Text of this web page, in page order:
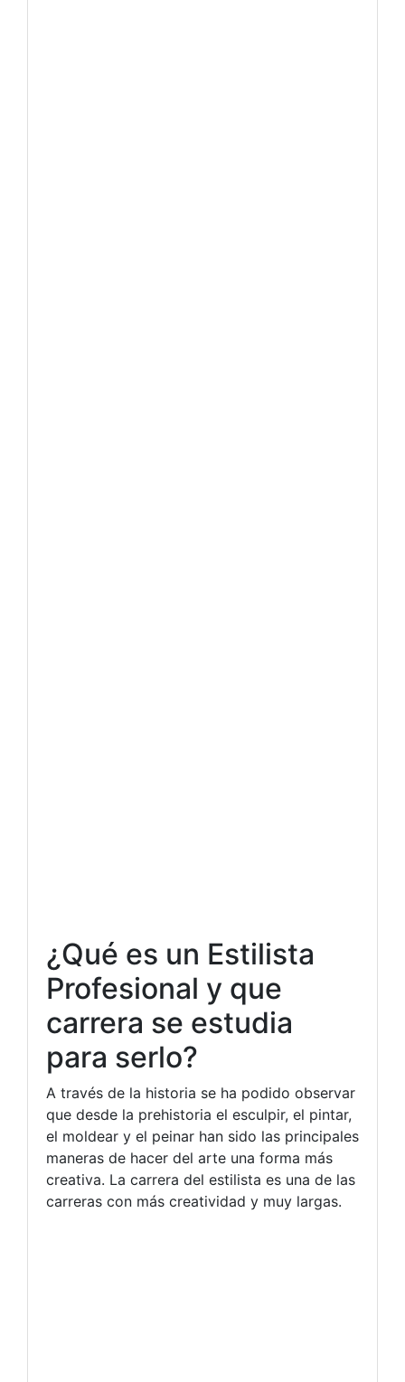
¿Qué es un Estilista
Profesional y que
carrera se estudia
para serlo?
A través de la historia se ha podido observar
que desde la prehistoria el esculpir, el pintar,
el moldear y el peinar han sido las principales
maneras de hacer del arte una forma más
creativa. La carrera del estilista es una de las
carreras con más creatividad y muy largas.